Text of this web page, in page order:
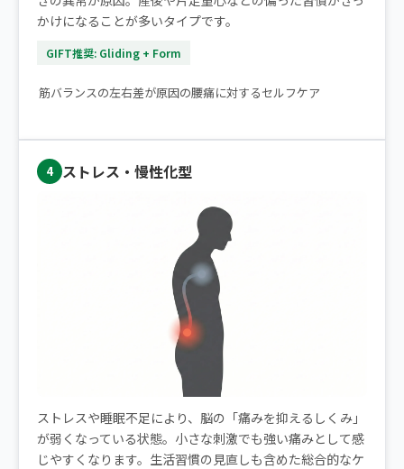
かけになることが多いタイプです。
GIFT推奨: Gliding + Form
▶ 片側だけの腰痛｜痛みが楽になるストレッチ2選
筋バランスの左右差が原因の腰痛に対するセルフケア
4 ストレス・慢性化型
ストレスや睡眠不足により、脳の「痛みを抑えるしくみ」
が弱くなっている状態。小さな刺激でも強い痛みとして感
じやすくなります。生活習慣の見直しも含めた総合的なケ